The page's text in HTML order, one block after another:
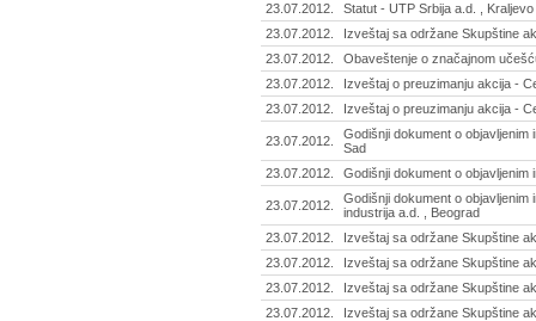
23.07.2012.
Statut - UTP Srbija a.d. , Kraljevo
23.07.2012.
Izveštaj sa održane Skupštine
23.07.2012.
Obaveštenje o značajnom
23.07.2012.
Izveštaj o preuzimanju akcija -
23.07.2012.
Izveštaj o preuzimanju akcija -
23.07.2012.
Godišnji dokument o
Sad
23.07.2012.
Godišnji dokument o
23.07.2012.
Godišnji dokument o
industrija a.d. , Beograd
23.07.2012.
Izveštaj sa održane Skupštine
23.07.2012.
Izveštaj sa održane Skupštine
23.07.2012.
Izveštaj sa održane Skupštine
23.07.2012.
Izveštaj sa održane Skupštine